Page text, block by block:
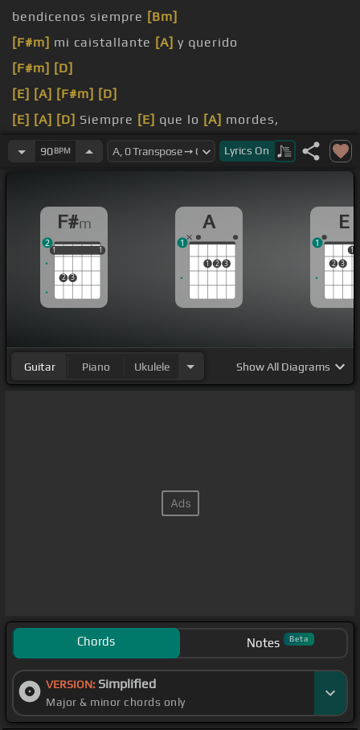
bendicenos siempre [Bm]
[F#m] mi caistallante [A] y querido
[F#m] [D]
[E] [A] [F#m] [D]
[E] [A] [D] Siempre [E] que lo [A] mordes,
siempre lo lentes, los[D]ronas del
90BPM Lyrics On
F#m
1
2 3
1
1 1
2
A
1 2 3
1
E
2 3
1
1
Guitar Piano Ukulele ShowAll Diagrams
Chords Notes Beta
VERSION: Simplified
Major & minor chords only